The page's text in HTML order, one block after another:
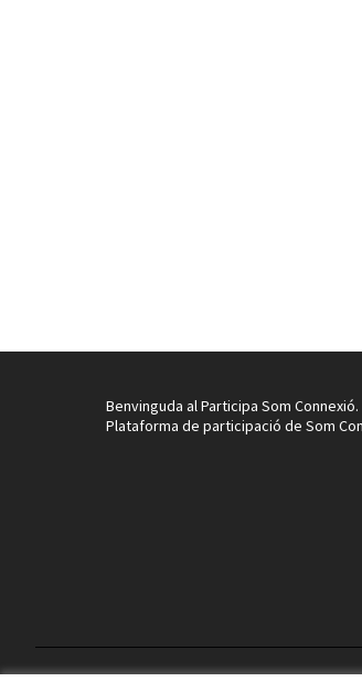
Benvinguda al Participa Som Connexió.
Plataforma de participació de Som